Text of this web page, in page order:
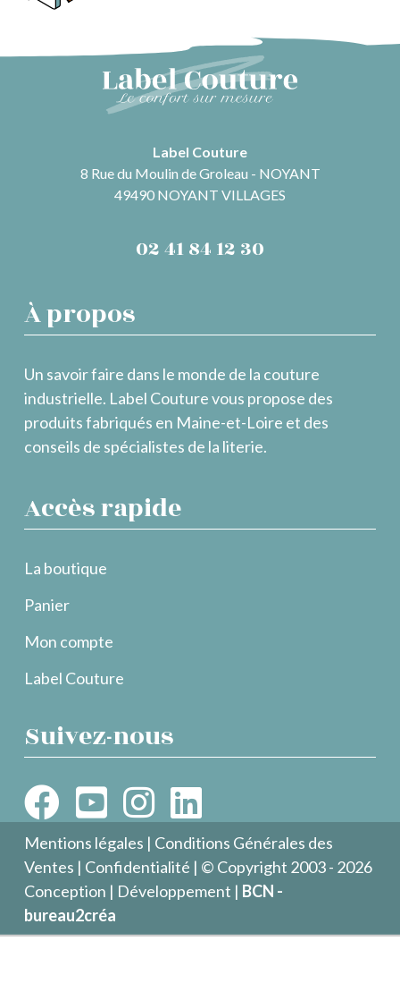
Label Couture
8 Rue du Moulin de Groleau - NOYANT
49490 NOYANT VILLAGES
02 41 84 12 30
À propos
Un savoir faire dans le monde de la couture
industrielle. Label Couture vous propose des
produits fabriqués en Maine-et-Loire et des
conseils de spécialistes de la literie.
Accès rapide
La boutique
Panier
Mon compte
Label Couture
Suivez-nous
Mentions légales | Conditions Générales des
Ventes | Confidentialité | © Copyright 2003 - 2026
Conception | Développement | BCN -
bureau2créa